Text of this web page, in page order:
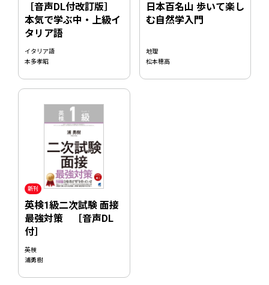
［音声DL付改訂版］
本気で学ぶ中・上級イ
タリア語
イタリア語
本多孝昭
日本百名山 歩いて楽し
む自然学入門
地理
松本穂高
新刊
英検1級二次試験 面接
最強対策 ［音声DL
付］
英検
浦勇樹